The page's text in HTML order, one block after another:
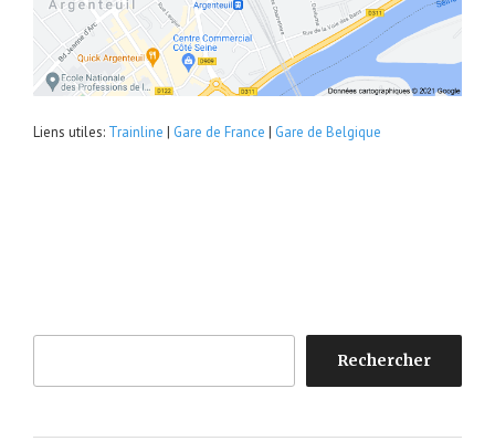
Liens utiles: Trainline | Gare de France | Gare de Belgique
Rechercher